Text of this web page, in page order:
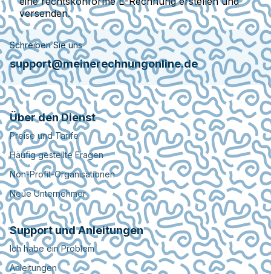
versenden.
Schreiben Sie uns
support@meinerechnungonline.de
Über den Dienst
Preise und Tarife
Häufig gestellte Fragen
Non-Profit-Organisationen
Neue Unternehmer
Support und Anleitungen
Ich habe ein Problem
Anleitungen